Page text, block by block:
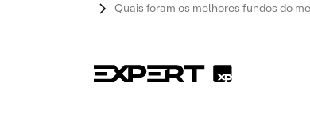
Quais foram os melhores fundos do